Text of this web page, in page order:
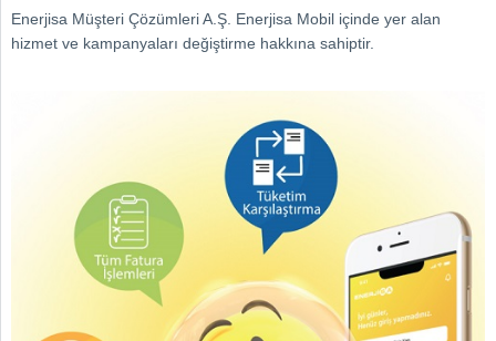
Enerjisa Müşteri Çözümleri A.Ş. Enerjisa Mobil içinde yer alan
hizmet ve kampanyaları değiştirme hakkına sahiptir.